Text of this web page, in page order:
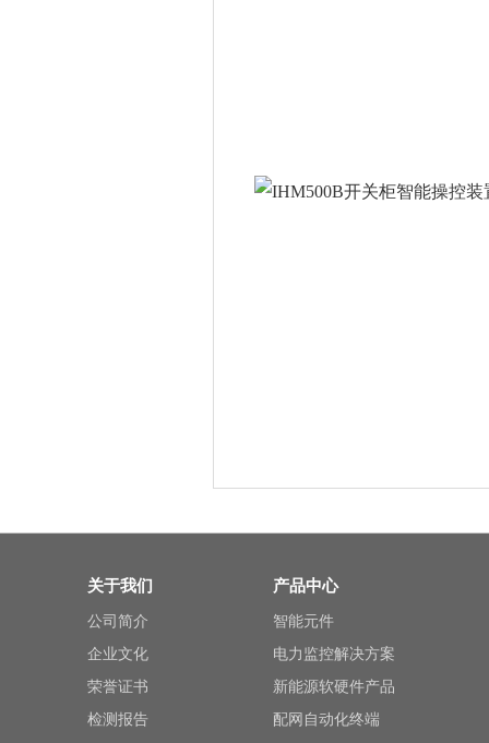
关于我们
公司简介
企业文化
荣誉证书
检测报告
产品中心
智能元件
电力监控解决方案
新能源软硬件产品
配网自动化终端